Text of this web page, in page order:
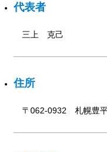
代表者
三上 克己
住所
〒062-0932 札幌豊